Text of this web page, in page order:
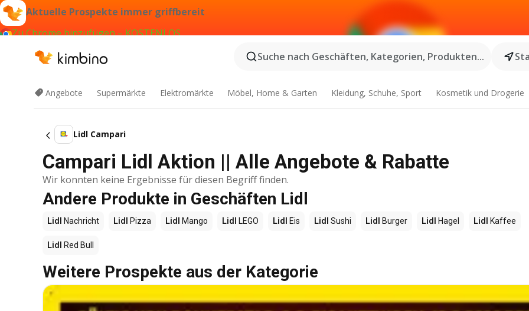
Aktuelle Prospekte immer griffbereit
Zu Chrome hinzufügen – KOSTENLOS
Suche nach Geschäften, Kategorien, Produkten...
Angebote Supermärkte Elektromärkte Möbel, Home & Garten Kleidung, Schuhe, Sport Kosmetik und Drogerie
Lidl Campari
Campari Lidl Aktion || Alle Angebote & Rabatte
Wir konnten keine Ergebnisse für diesen Begriff finden.
Andere Produkte in Geschäften Lidl
Lidl Nachricht Lidl Pizza Lidl Mango Lidl LEGO Lidl Eis Lidl Sushi Lidl Burger Lidl Hagel Lidl Kaffee
Lidl Red Bull
Weitere Prospekte aus der Kategorie